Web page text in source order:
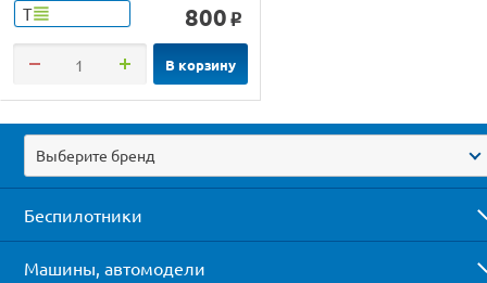
Т 800 o
В корзину
Выберите бренд
Беспилотники
Машины, автомодели